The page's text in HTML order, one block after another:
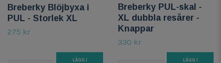
Breberky Blöjbyxa i
PUL - Storlek XL
275 kr
LÄGG I
Breberky PUL-skal -
XL dubbla resårer -
Knappar
330 kr
LÄGG I